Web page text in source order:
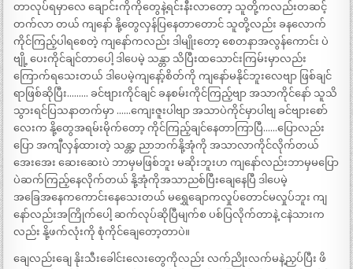
တာလုပ်ရမှာလေ ချောင်းကိုကိုတွေနဲ့ရင်းနီးလာတော့ သူတို့ကလည်းတဆင့်
တက်လာ တယ် ကျနော် နို့တွေလှန်ပြနေတာတောင် သူတို့လည်း ခနလောက်
ကိုင်ကြည့်ပါရစေတဲ့ ကျနော်ကလည်း ဒါမျိုးတော့ စေတနာအလွန်ကောင်း ပဲ
ဗျို့ ပေးကိုင်ချင်တာပေါ့ ဒါပေမဲ့ သန္တာ သိပြီးထသောင်းကြမ်းမှာလည်း
ကြောက်ရသေးတယ် ဒါပေမဲ့ကျနော့်စိတ်ကို ကျနော်မနိုင်ဘူးလေဗျာ ဖြစ်ချင်
ရာဖြစ်ဆိုပြီး……… ခင်ဗျားကိုင်ချင် ခနစမ်းကိုင်ကြည့်ဗျာ အသာကိုင်နော် သူသိ
သွားရင်ပြသနာတက်မှာ ……ကျေးဇူးပါဗျာ အသာပဲကိုင်မှာပါဗျ ခင်ဗျားစော်
လေးက နို့တွေအရမ်းမိုက်တော့ ကိုင်ကြည့်ချင်နေတာကြာပြီ……ပြောလည်း
ပြော အကျီလှန်ထားတဲ့ သန္တာ့ ညာဘက်နို့အုံကို အသာလာကိုင်လိုက်တယ်
အေးအေး ဆေးဆေးပဲ ဘာမှမဖြစ်ဘူး မဆိုးဘူးဟ ကျနော်လည်းဘာမှမပြော
ပဲဆက်ကြည့်နေလိုက်တယ် နို့အုံကိုအသာညစ်ပြီးချေနေပြီ ဒါပေမဲ့
အခြေအနေကကောင်းနေသေးတယ် မရွှေချောကလှုပ်တောင်မလှုပ်ဘူး ကျ
နော်လည်းအကြိုက်ပေါ့ ဆက်လုပ်ဆိုပြီမျက်စ ပစ်ပြလိုက်တာနဲ့ ငနဲသားက
လည်း နို့ဖက်လုံးကို စုံကိုင်ချေတော့တာပဲ။
ချေလည်းချေ နိုးသီးခေါင်းလေးတွေကိုလည်း လက်ညိုးလက်မနဲ့ညှပ်ပြီး ဖိ